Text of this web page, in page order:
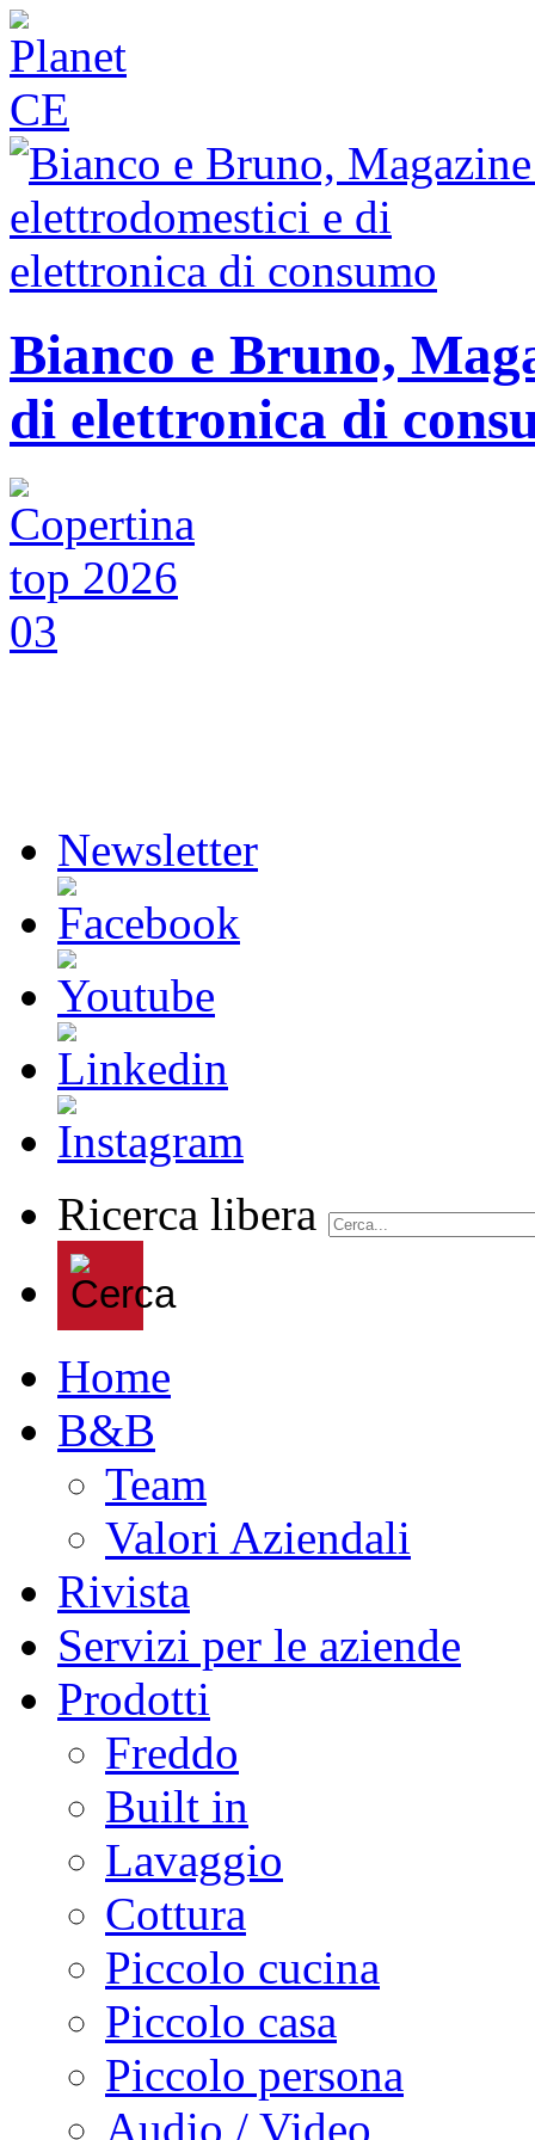
Bianco e Bruno,
di elettronica di
Newsletter
Ricerca libera
Home
B&B
Team
Valori Aziendali
Rivista
Servizi per le aziende
Prodotti
Freddo
Built in
Lavaggio
Cottura
Piccolo cucina
Piccolo casa
Piccolo persona
Audio / Video